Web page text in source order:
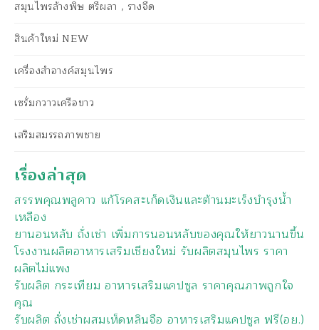
สมุนไพรล้างพิษ ตรีผลา , รางจืด
สินค้าใหม่ NEW
เครื่องสำอางค์สมุนไพร
เซรั่มกวาวเครือขาว
เสริมสมรรถภาพชาย
เรื่องล่าสุด
สรรพคุณพลูคาว แก้โรคสะเก็ดเงินและต้านมะเร็งบำรุงน้ำ
เหลือง
ยานอนหลับ ถั่งเช่า เพิ่มการนอนหลับของคุณให้ยาวนานขึ้น
โรงงานผลิตอาหารเสริมเชียงใหม่ รับผลิตสมุนไพร ราคา
ผลิตไม่แพง
รับผลิต กระเทียม อาหารเสริมแคปซูล ราคาคุณภาพถูกใจ
คุณ
รับผลิต ถั่งเช่าผสมเห็ดหลินจือ อาหารเสริมแคปซูล ฟรี(อย.)